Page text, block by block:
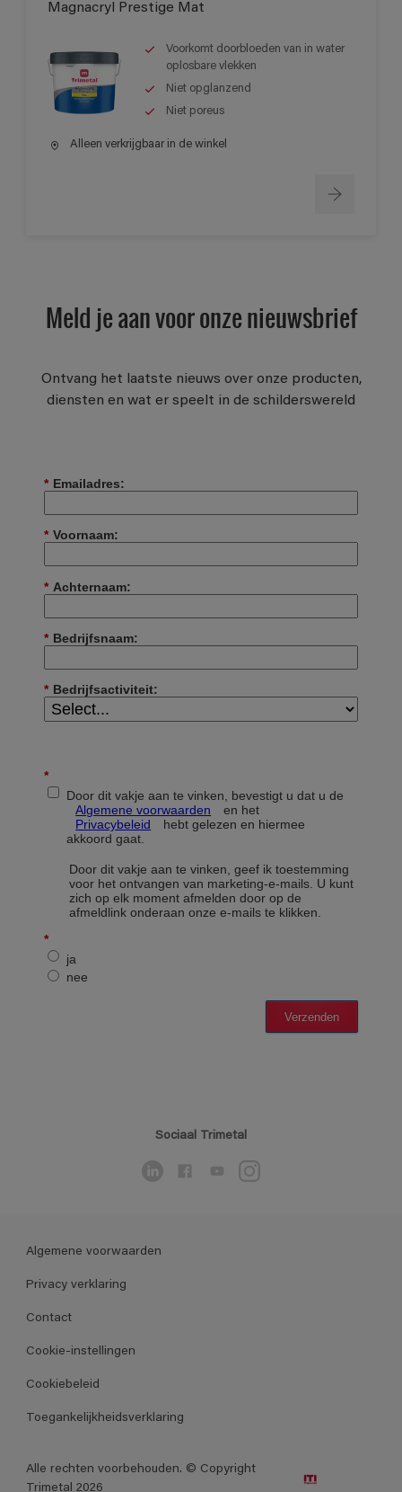
Magnacryl Prestige Mat
Voorkomt doorbloeden van in water
oplosbare vlekken
Niet opglanzend
Niet poreus
Alleen verkrijgbaar in de winkel
Meld je aan voor onze nieuwsbrief
Ontvang het laatste nieuws over onze producten,
diensten en wat er speelt in de schilderswereld
Sociaal Trimetal
Algemene voorwaarden
Privacy verklaring
Contact
Cookie-instellingen
Cookiebeleid
Toegankelijkheidsverklaring
Alle rechten voorbehouden. © Copyright
Trimetal 2026